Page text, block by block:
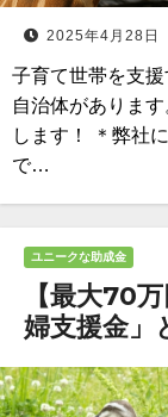
2025年4月28日
子育て世帯を支
自治体がありま
します！ ＊弊社
で…
ユニークな助成金
【最大70
婦支援金」